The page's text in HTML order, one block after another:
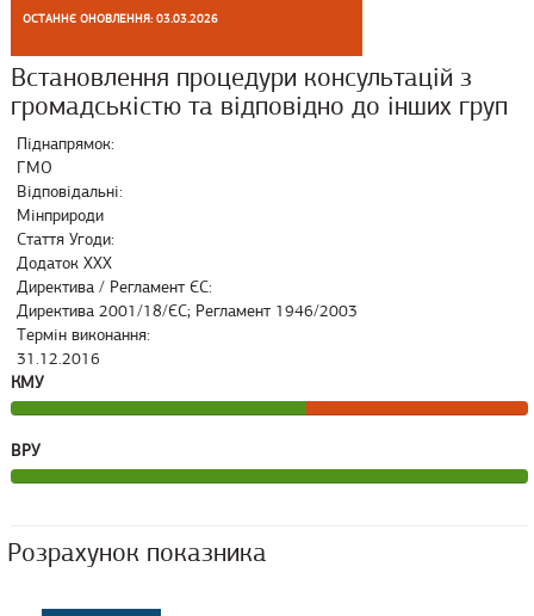
ОСТАННЄ ОНОВЛЕННЯ: 03.03.2026
Встановлення процедури консультацій з
громадськістю та відповідно до інших груп
Піднапрямок:
ГМО
Відповідальні:
Мінприроди
Стаття Угоди:
Додаток ХХХ
Директива / Регламент ЄС:
Директива 2001/18/ЄС; Регламент 1946/2003
Термін виконання:
31.12.2016
КМУ
ВРУ
Розрахунок показника